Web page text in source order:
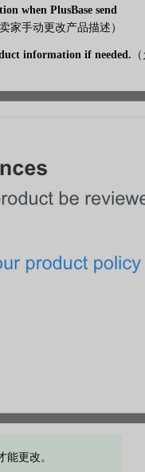
when PlusBase send
家手动更改产品描述）
information if needed.
能更改。